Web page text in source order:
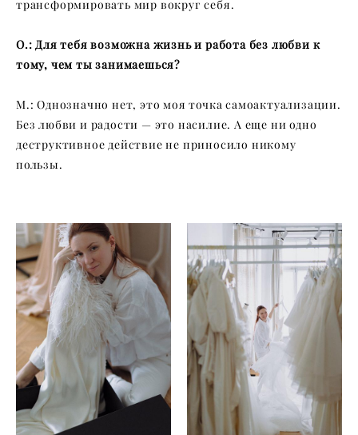
трансформировать мир вокруг себя.
О.: Для тебя возможна жизнь и работа без любви к
тому, чем ты занимаешься?
М.: Однозначно нет, это моя точка самоактуализации.
Без любви и радости — это насилие. А еще ни одно
деструктивное действие не приносило никому
пользы.